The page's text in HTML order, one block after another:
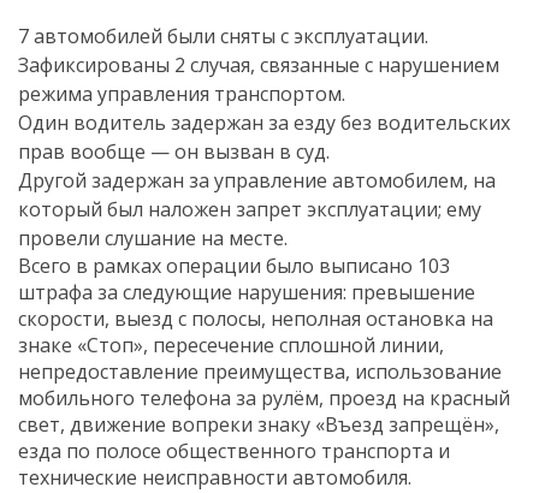
7 автомобилей были сняты с эксплуатации.
Зафиксированы 2 случая, связанные с нарушением
режима управления транспортом.
Один водитель задержан за езду без водительских
прав вообще — он вызван в суд.
Другой задержан за управление автомобилем, на
который был наложен запрет эксплуатации; ему
провели слушание на месте.
Всего в рамках операции было выписано 103
штрафа за следующие нарушения: превышение
скорости, выезд с полосы, неполная остановка на
знаке «Стоп», пересечение сплошной линии,
непредоставление преимущества, использование
мобильного телефона за рулём, проезд на красный
свет, движение вопреки знаку «Въезд запрещён»,
езда по полосе общественного транспорта и
технические неисправности автомобиля.